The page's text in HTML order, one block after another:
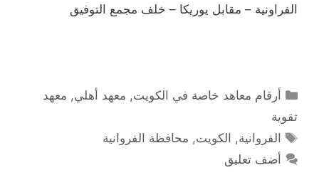
الفراونية – مقابل يوريكا – خلف مجمع التوفيق
التصنيفات
أرقام معاهد خاصة في الكويت, معهد أهلي, معهد
تقوية
الوسوم
الفروانية, الكويت, محافظة الفروانية
أضف تعليق